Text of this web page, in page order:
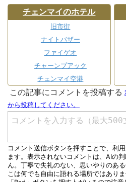
チェンマイのホテル
旧市街
ナイトバザー
ファイゲオ
チャーンプアック
チェンマイ空港